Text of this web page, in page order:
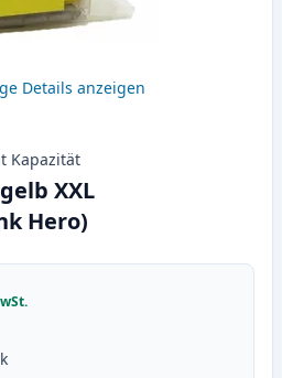
Details anzeigen
Kapazität
XXL
Hero)